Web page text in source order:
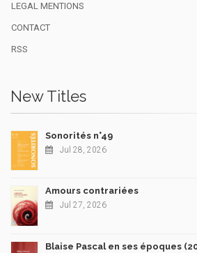
LEGAL MENTIONS
CONTACT
RSS
New Titles
Sonorités n°49
Jul 28, 2026
Amours contrariées
Jul 27, 2026
Blaise Pascal en ses époques